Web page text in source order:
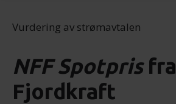
Vurdering av strømavtalen
NFF Spotprisfra
Fjordkraft